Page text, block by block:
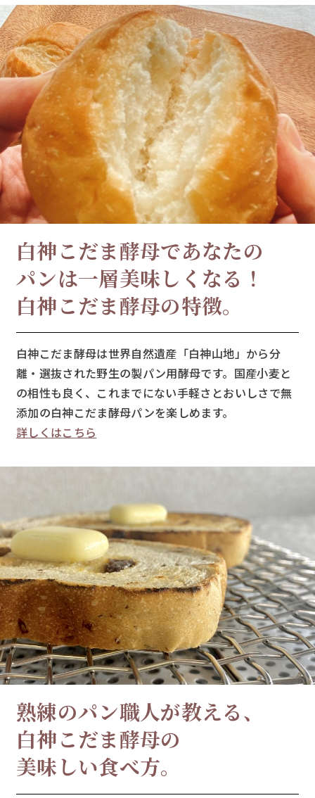
白神こだま酵母であなたの
パンは一層美味しくなる！
白神こだま酵母の特徴。
白神こだま酵母は世界自然遺産「白神山地」から分
離・選抜された野生の製パン用酵母です。国産小麦と
の相性も良く、これまでにない手軽さとおいしさで無
添加の白神こだま酵母パンを楽しめます。
詳しくはこちら
熟練のパン職人が教える、
白神こだま酵母の
美味しい食べ方。